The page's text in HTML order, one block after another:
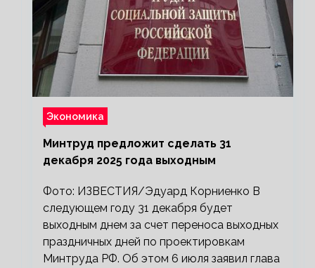
Экономика
Минтруд предложит сделать 31
декабря 2025 года выходным
Фото: ИЗВЕСТИЯ/Эдуард Корниенко В
следующем году 31 декабря будет
выходным днем за счет переноса выходных
праздничных дней по проектировкам
Минтруда РФ. Об этом 6 июля заявил глава